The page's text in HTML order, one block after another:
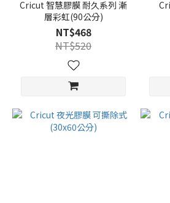
Cricut 智慧膠膜 耐久系列 漸
層彩虹(90公分)
NT$468
NT$520